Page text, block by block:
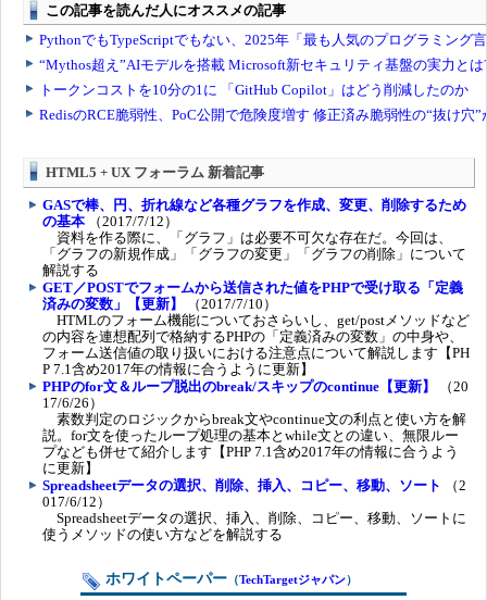
HTML5 + UX フォーラム 新着記事
GASで棒、円、折れ線など各種グラフを作成、変更、削除するため
の基本 （2017/7/12）
資料を作る際に、「グラフ」は必要不可欠な存在だ。今回は、
「グラフの新規作成」「グラフの変更」「グラフの削除」について
解説する
GET／POSTでフォームから送信された値をPHPで受け取る「定義
済みの変数」【更新】
（2017/7/10）
HTMLのフォーム機能についておさらいし、get/postメソッドなど
の内容を連想配列で格納するPHPの「定義済みの変数」の中身や、
フォーム送信値の取り扱いにおける注意点について解説します【PH
P 7.1含め2017年の情報に合うように更新】
PHPのfor文＆ループ脱出のbreak/スキップのcontinue【更新】
（20
17/6/26）
素数判定のロジックからbreak文やcontinue文の利点と使い方を解
説。for文を使ったループ処理の基本とwhile文との違い、無限ルー
プなども併せて紹介します【PHP 7.1含め2017年の情報に合うよう
に更新】
Spreadsheetデータの選択、削除、挿入、コピー、移動、ソート
（2
017/6/12）
Spreadsheetデータの選択、挿入、削除、コピー、移動、ソートに
使うメソッドの使い方などを解説する
ホワイトペーパー （TechTargetジャパン）